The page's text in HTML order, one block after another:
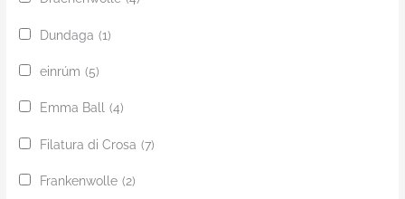
Dundaga (1)
einrúm (5)
Emma Ball (4)
Filatura di Crosa (7)
Frankenwolle (2)